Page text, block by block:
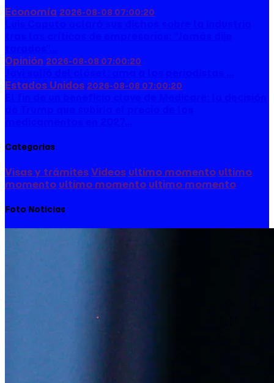
Economía 2026-08-08 07:00:20
Opinión 2026-08-08 07:00:20
Estados Unidos 2026-08-08 07:00:20
Categorias
Visas y trámites Videos ultimo momento ultimo
momento ultimo momento ultimo momento
Foto Noticias